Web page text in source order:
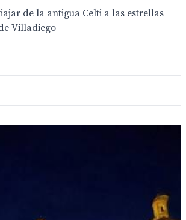
de la antigua Celti a las estrellas
Villadiego